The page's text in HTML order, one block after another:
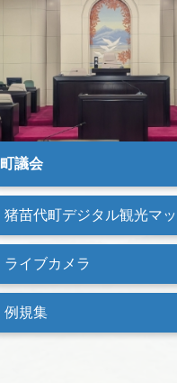
町議会
猪苗代町デジタル観光マ
ライブカメラ
例規集